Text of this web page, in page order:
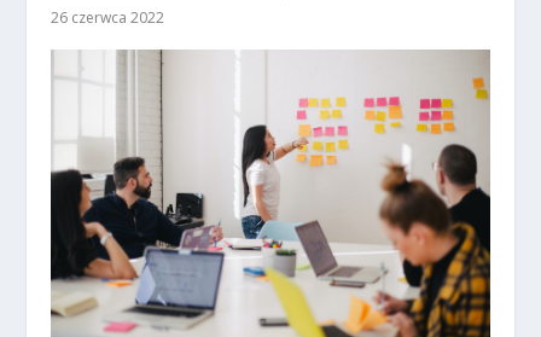
26 czerwca 2022